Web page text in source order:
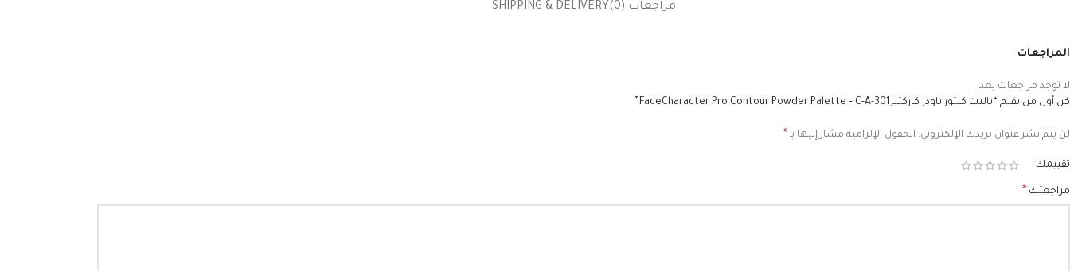
مراجعات (0) SHIPPING & DELIVERY
المراجعات
لا توجد مراجعات بعد.
كن أول من يقيم “باليت كنتور باودر كاركتيرFaceCharacter Pro Contour Powder Palette – C-A-301”
لن يتم نشر عنوان بريدك الإلكتروني. الحقول الإلزامية مشار إليها بـ *
تقييمك
مراجعتك *